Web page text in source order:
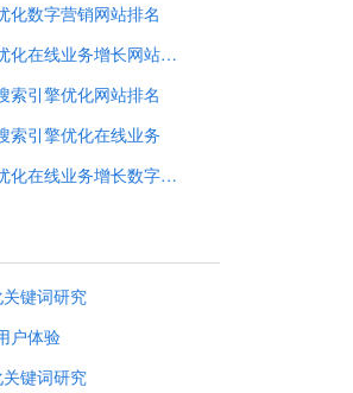
化数字营销网站排名
SEO公司搜索引擎优化在线业务增长网站排名
索引擎优化网站排名
索引擎优化在线业务
SEO公司搜索引擎优化在线业务增长数字营销策略
键词研究
户体验
键词研究